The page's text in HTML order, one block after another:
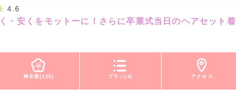
4.6
・安くをモットーに！さらに卒業式当日のヘアセット着
袴衣装(100) プラン(4) アクセス